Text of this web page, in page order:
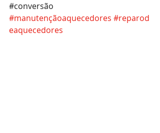
#conversão
#manutençãoaquecedores #reparod
eaquecedores